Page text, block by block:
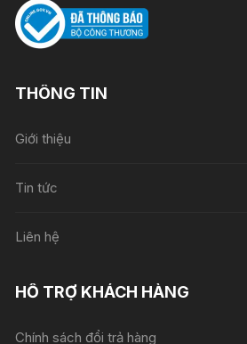
THÔNG TIN
Giới thiệu
Tin tức
Liên hệ
HỖ TRỢ KHÁCH HÀNG
Chính sách đổi trả hàng